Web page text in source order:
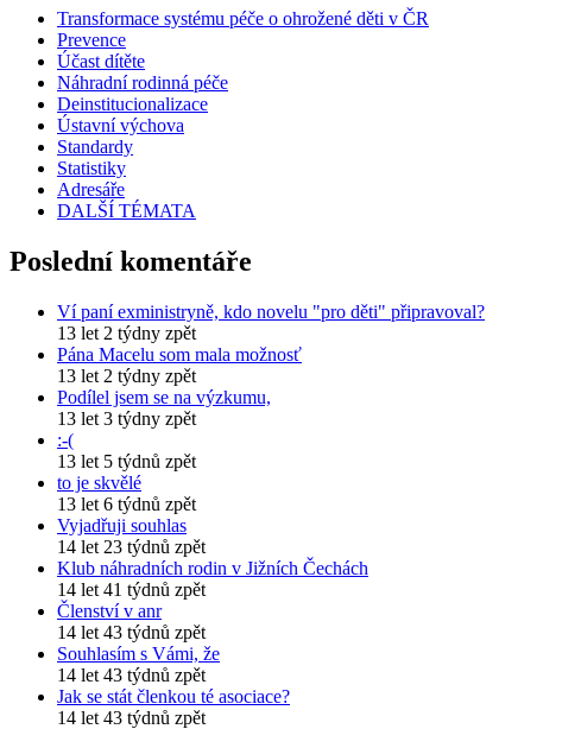
Transformace systému péče o ohrožené děti v ČR
Prevence
Účast dítěte
Náhradní rodinná péče
Deinstitucionalizace
Ústavní výchova
Standardy
Statistiky
Adresáře
DALŠÍ TÉMATA
Poslední komentáře
Ví paní exministryně, kdo novelu "pro děti" připravoval?
13 let 2 týdny zpět
Pána Macelu som mala možnosť
13 let 2 týdny zpět
Podílel jsem se na výzkumu,
13 let 3 týdny zpět
:-(
13 let 5 týdnů zpět
to je skvělé
13 let 6 týdnů zpět
Vyjadřuji souhlas
14 let 23 týdnů zpět
Klub náhradních rodin v Jižních Čechách
14 let 41 týdnů zpět
Členství v anr
14 let 43 týdnů zpět
Souhlasím s Vámi, že
14 let 43 týdnů zpět
Jak se stát členkou té asociace?
14 let 43 týdnů zpět